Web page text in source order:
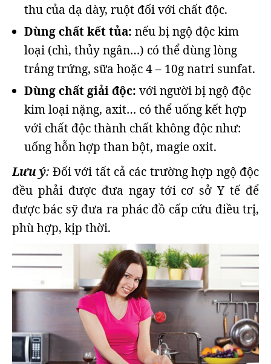
thu của dạ dày, ruột đối với chất độc.
Dùng chất kết tủa: nếu bị ngộ độc kim
loại (chì, thủy ngân…) có thể dùng lòng
trắng trứng, sữa hoặc 4 – 10g natri sunfat.
Dùng chất giải độc: với người bị ngộ độc
kim loại nặng, axit… có thể uống kết hợp
với chất độc thành chất không độc như:
uống hỗn hợp than bột, magie oxit.
Lưu ý: Đối với tất cả các trường hợp ngộ độc
đều phải được đưa ngay tới cơ sở Y tế để
được bác sỹ đưa ra phác đồ cấp cứu điều trị,
phù hợp, kịp thời.